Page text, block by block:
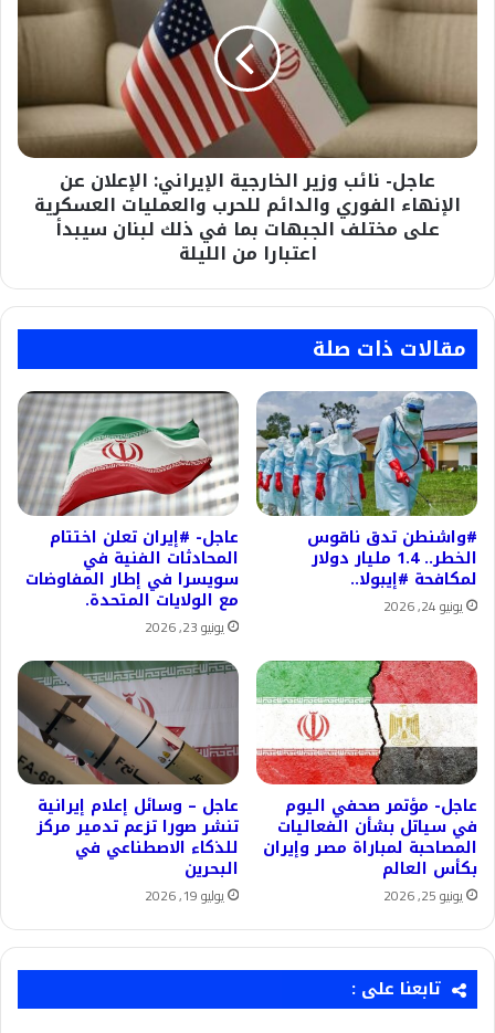
وزير
الإعلان
عن
الفوري
للحرب
والعمليات
مختلف
بما
في
ذلك
لبنان
سيبدأ
اعتبارا
من
الليلة
عاجل- نائب وزير الخارجية الإيراني: الإعلان عن
الإنهاء الفوري والدائم للحرب والعمليات العسكرية
على مختلف الجبهات بما في ذلك لبنان سيبدأ
اعتبارا من الليلة
مقالات ذات صلة
#واشنطن تدق ناقوس
الخطر.. 1.4 مليار دولار
لمكافحة #إيبولا..
يونيو 24, 2026
عاجل- #إيران تعلن اختتام
المحادثات الفنية في
سويسرا في إطار المفاوضات
مع الولايات المتحدة.
يونيو 23, 2026
عاجل- مؤتمر صحفي اليوم
في سياتل بشأن الفعاليات
المصاحبة لمباراة مصر وإيران
بكأس العالم
يونيو 25, 2026
عاجل – وسائل إعلام إيرانية
تنشر صورا تزعم تدمير مركز
للذكاء الاصطناعي في
البحرين
يوليو 19, 2026
تابعنا على :